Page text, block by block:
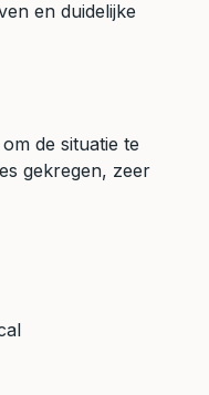
en duidelijke
de situatie te
gekregen, zeer